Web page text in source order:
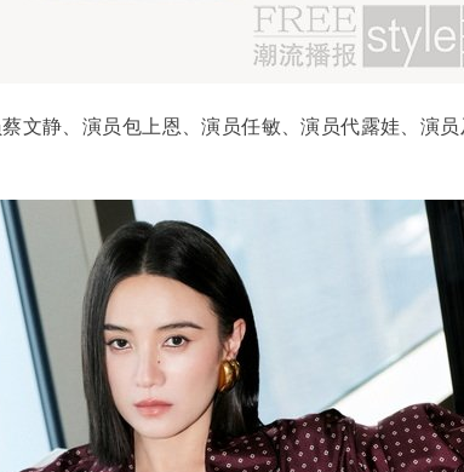
文静、演员包上恩、演员任敏、演员代露娃、演